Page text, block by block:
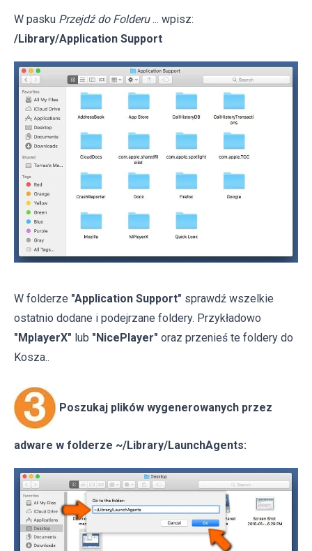
W pasku Przejdź do Folderu ... wpisz:
/Library/Application Support
W folderze "Application Support" sprawdź wszelkie
ostatnio dodane i podejrzane foldery. Przykładowo
"MplayerX" lub "NicePlayer" oraz przenieś te foldery do
Kosza..
Poszukaj plików wygenerowanych przez
adware w folderze ~/Library/LaunchAgents: